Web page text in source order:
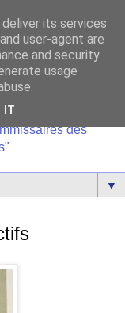
des
▼
its services
user-agent are
and security
usage
IT